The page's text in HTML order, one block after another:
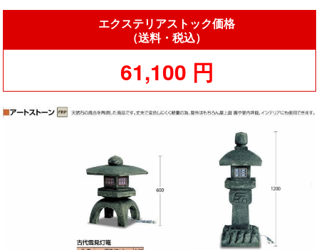
エクステリアストック価格
（送料・税込）
61,100 円